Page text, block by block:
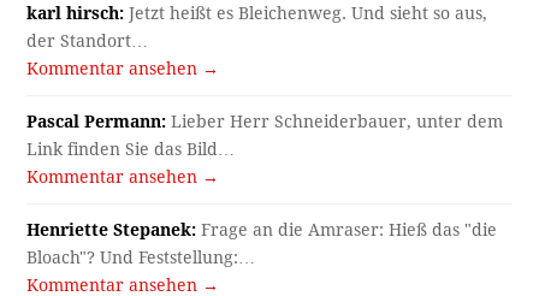
karl hirsch: Jetzt heißt es Bleichenweg. Und sieht so aus,
der Standort…
Kommentar ansehen →
Pascal Permann: Lieber Herr Schneiderbauer, unter dem
Link finden Sie das Bild…
Kommentar ansehen →
Henriette Stepanek: Frage an die Amraser: Hieß das "die
Bloach"? Und Feststellung:…
Kommentar ansehen →